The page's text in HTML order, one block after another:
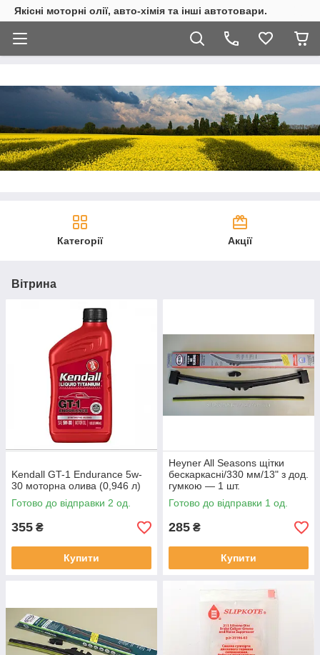
Якісні моторні олії, авто-хімія та інші автотовари.
Категорії Акції
Вітрина
Kendall GT-1 Endurance 5w-
30 моторна олива (0,946 л)
Готово до відправки 2 од.
355 ₴
Купити
Heyner All Seasons щітки
бескаркасні/330 мм/13" з дод.
гумкою — 1 шт.
Готово до відправки 1 од.
285 ₴
Купити